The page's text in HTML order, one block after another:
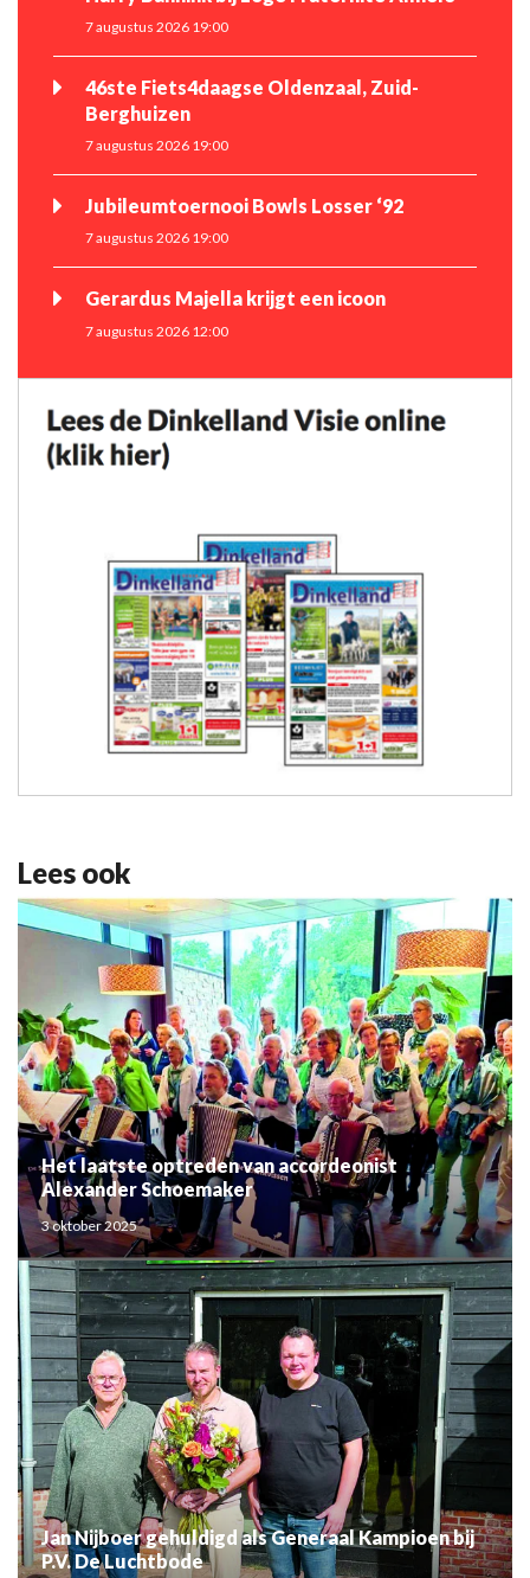
7 augustus 2026 19:00
46ste Fiets4daagse Oldenzaal, Zuid-
Berghuizen
7 augustus 2026 19:00
Jubileumtoernooi Bowls Losser ‘92
7 augustus 2026 19:00
Gerardus Majella krijgt een icoon
7 augustus 2026 12:00
Lees ook
Het laatste optreden van accordeonist
Alexander Schoemaker
3 oktober 2025
Jan Nijboer gehuldigd als Generaal Kampioen bij
P.V. De Luchtbode